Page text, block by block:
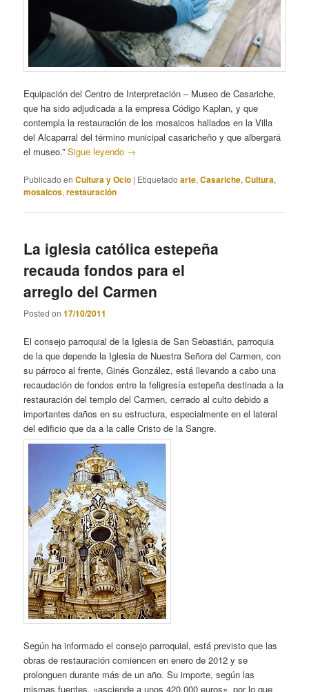
Equipación del Centro de Interpretación – Museo de Casariche,
que ha sido adjudicada a la empresa Código Kaplan, y que
contempla la restauración de los mosaicos hallados en la Villa
del Alcaparral del término municipal casaricheño y que albergará
el museo.”Sigue leyendo →
Publicado en Cultura y Ocio | Etiquetado arte,Casariche,Cultura,
mosaicos,restauración
La iglesia católica estepeña
recauda fondos para el
arreglo del Carmen
Posted on17/10/2011
El consejo parroquial de la Iglesia de San Sebastián, parroquia
de la que depende la Iglesia de Nuestra Señora del Carmen, con
su párroco al frente, Ginés González, está llevando a cabo una
recaudación de fondos entre la feligresía estepeña destinada a la
restauración del templo del Carmen, cerrado al culto debido a
importantes daños en su estructura, especialmente en el lateral
del edificio que da a la calle Cristo de la Sangre.
Según ha informado el consejo parroquial, está previsto que las
obras de restauración comiencen en enero de 2012 y se
prolonguen durante más de un año. Su importe, según las
mismas fuentes, «asciende a unos 420.000 euros», por lo que